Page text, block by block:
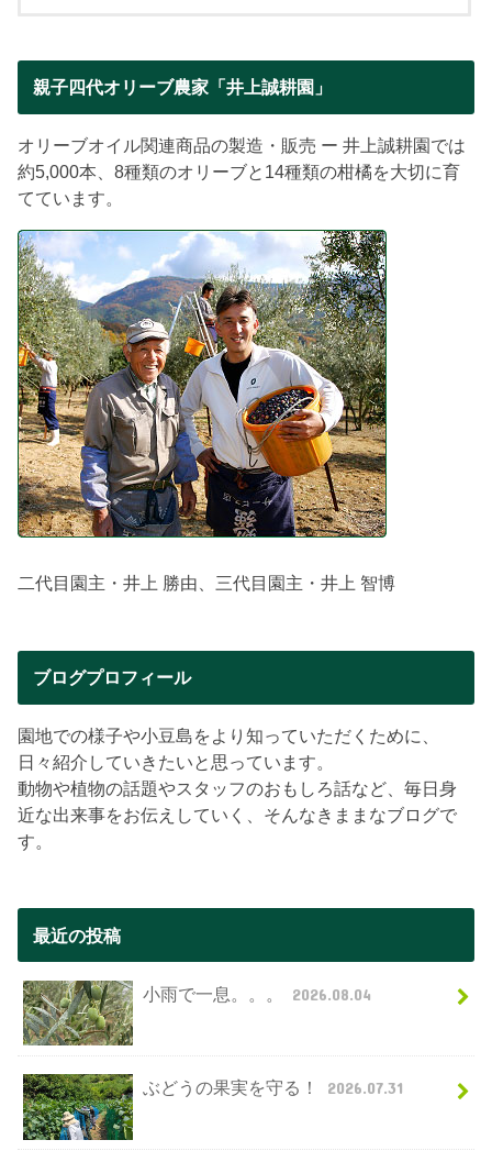
親子四代オリーブ農家「井上誠耕園」
オリーブオイル関連商品の製造・販売 ー 井上誠耕園では
約5,000本、8種類のオリーブと14種類の柑橘を大切に育
てています。
二代目園主・井上 勝由、三代目園主・井上 智博
ブログプロフィール
園地での様子や小豆島をより知っていただくために、
日々紹介していきたいと思っています。
動物や植物の話題やスタッフのおもしろ話など、毎日身
近な出来事をお伝えしていく、そんなきままなブログで
す。
最近の投稿
小雨で一息。。。 2026.08.04
ぶどうの果実を守る！ 2026.07.31